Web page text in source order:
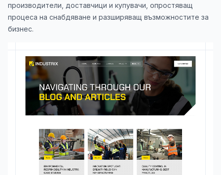
производители, доставчици и купувачи, опростяващ
процеса на снабдяване и разширяващ възможностите за
бизнес.